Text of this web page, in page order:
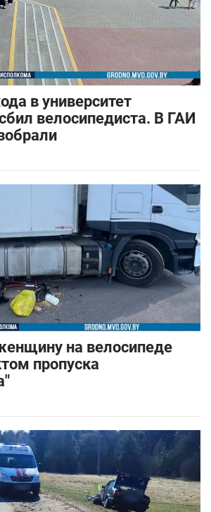
в университет
велосипедиста. В ГАИ
на велосипеде
пропуска